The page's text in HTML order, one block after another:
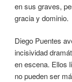
en sus graves,
gracia y dominio.
Diego Puentes
incisividad
en escena. Ellos
no pueden ser